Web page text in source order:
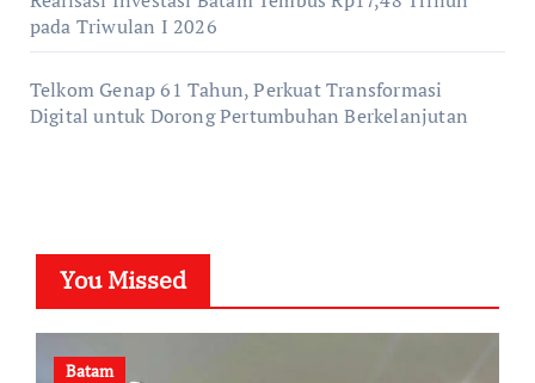
pada Triwulan I 2026
Telkom Genap 61 Tahun, Perkuat Transformasi
Digital untuk Dorong Pertumbuhan Berkelanjutan
You Missed
Batam